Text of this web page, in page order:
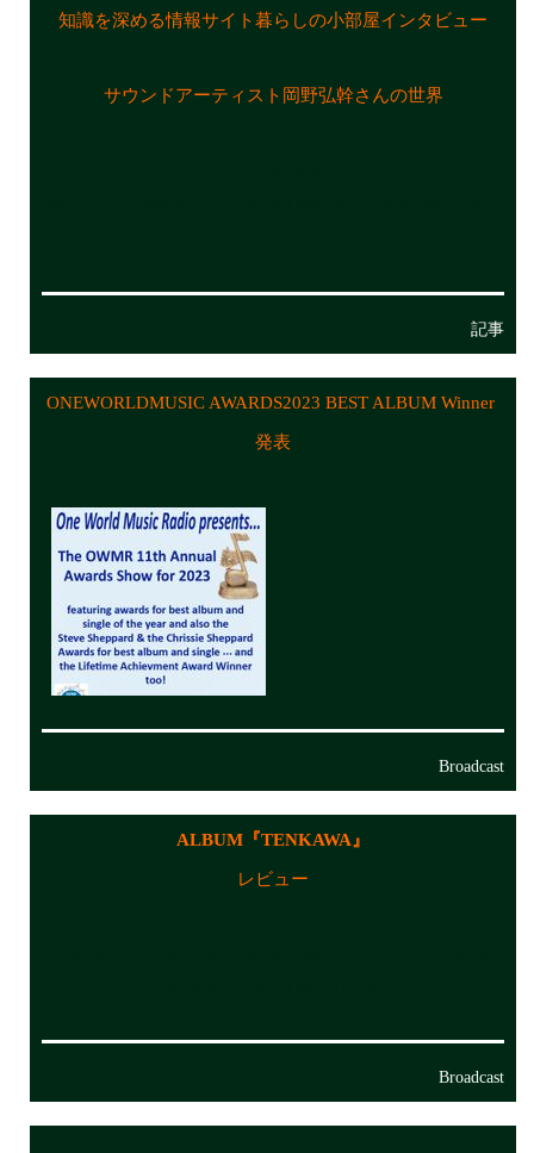
知識を深める情報サイト暮らしの小部屋インタビュー
サウンドアーティスト岡野弘幹さんの世界
記事
ONEWORLDMUSIC AWARDS2023 BEST ALBUM Winner
発表
Broadcast
ALBUM『TENKAWA』
レビュー
Broadcast